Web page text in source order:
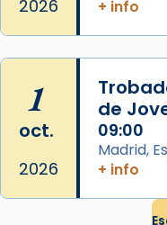
2026
+ info
1
oct.
2026
de
09:00
Madrid,
+ info